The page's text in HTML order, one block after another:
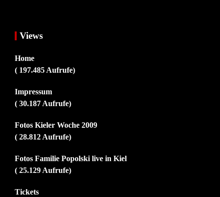
Views
Home
( 197.485 Aufrufe)
Impressum
( 30.187 Aufrufe)
Fotos Kieler Woche 2009
( 28.812 Aufrufe)
Fotos Familie Popolski live in Kiel
( 25.129 Aufrufe)
Tickets